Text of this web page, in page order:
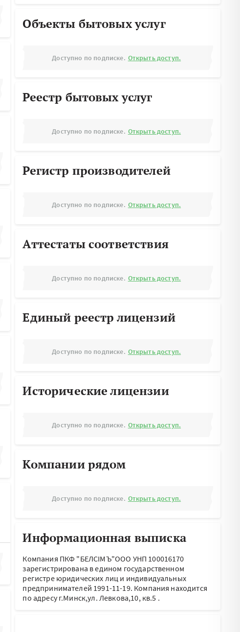
Объекты бытовых услуг
Доступно по подписке. Открыть доступ.
Реестр бытовых услуг
Доступно по подписке. Открыть доступ.
Регистр производителей
Доступно по подписке. Открыть доступ.
Аттестаты соответствия
Доступно по подписке. Открыть доступ.
Единый реестр лицензий
Доступно по подписке. Открыть доступ.
Исторические лицензии
Доступно по подписке. Открыть доступ.
Компании рядом
Доступно по подписке. Открыть доступ.
Информационная выписка
Компания ПКФ "БЕЛСIМЪ"ООО УНП 100016170
зарегистрирована в едином государственном
регистре юридических лиц и индивидуальных
предпринимателей 1991-11-19. Компания находится
по адресуг.Минск,ул. Левкова,10, кв.5 .